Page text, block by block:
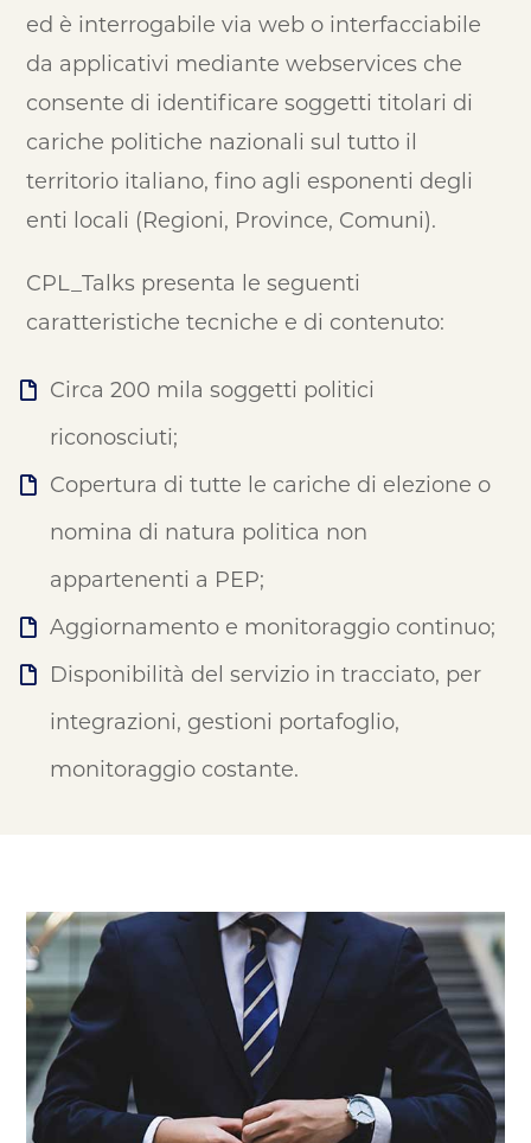
ed è interrogabile via web o interfacciabile
da applicativi mediante webservices che
consente di identificare soggetti titolari di
cariche politiche nazionali sul tutto il
territorio italiano, fino agli esponenti degli
enti locali (Regioni, Province, Comuni).
CPL_Talks presenta le seguenti
caratteristiche tecniche e di contenuto:
Circa 200 mila soggetti politici
riconosciuti;
Copertura di tutte le cariche di elezione o
nomina di natura politica non
appartenenti a PEP;
Aggiornamento e monitoraggio continuo;
Disponibilità del servizio in tracciato, per
integrazioni, gestioni portafoglio,
monitoraggio costante.